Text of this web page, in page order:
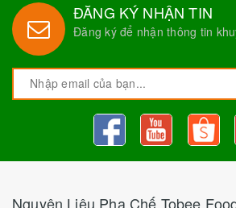
hỏng.
- Hổ trợ và cung cấpCông thức pha chế
miễn phí.
- Miễn phí giao hàng tại HCM với số
Với tiêu chí đặt lợi ích của khách hàng lên
lòng mọi khách hàng nênNguyên liệu
luôn được tuyển chọn những sản phẩm
yêu cầu sử dụng của người dùng.
Vận chuyển miễn phí nội thành